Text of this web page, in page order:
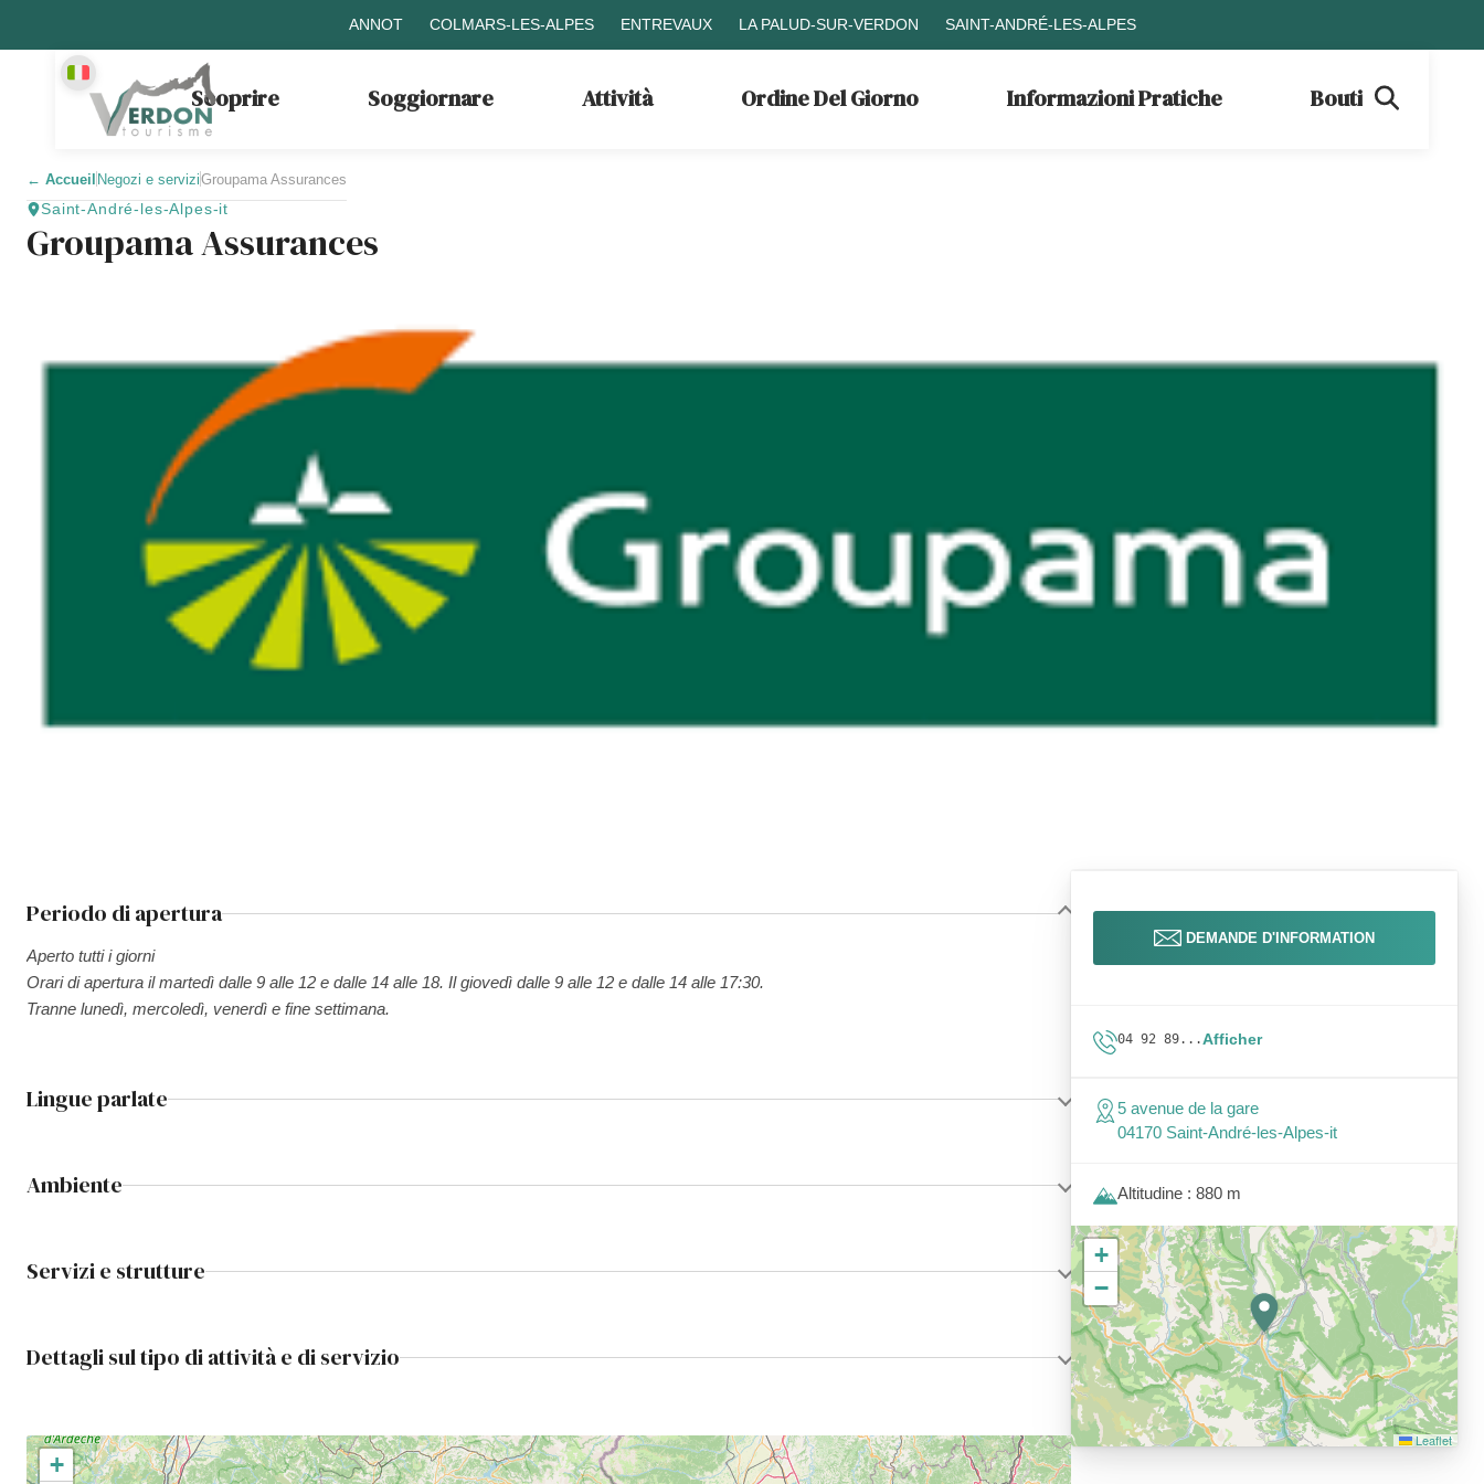
ANNOT COLMARS-LES-ALPES ENTREVAUX LA PALUD-SUR-VERDON SAINT-ANDRÉ-LES-ALPES
Scoprire Soggiornare Attività Ordine Del Giorno Informazioni Pratiche Boutique
← Accueil Negozi e serviziGroupama Assurances
Saint-André-les-Alpes-it
Groupama Assurances
Periodo di apertura
Aperto tutti i giorni
Orari di apertura il martedì dalle 9 alle 12 e dalle 14 alle 18. Il giovedì dalle 9 alle 12 e dalle 14 alle 17:30.
Tranne lunedì, mercoledì, venerdì e fine settimana.
Lingue parlate
Ambiente
Servizi e strutture
Dettagli sul tipo di attività e di servizio
+
DEMANDE D'INFORMATION
04 92 89...Afficher
5 avenue de la gare
04170 Saint-André-les-Alpes-it
Altitudine : 880 m
+
−
Leaflet